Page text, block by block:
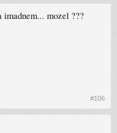
mozel ???
#106